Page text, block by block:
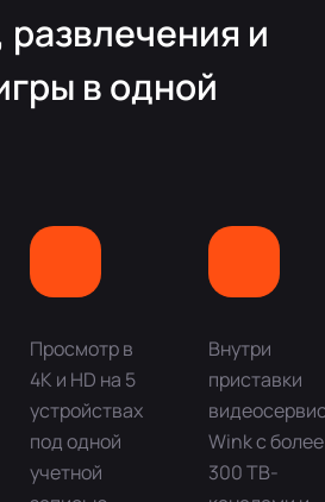
развлечения и
в одной
Просмотр в
4K и HD на 5
устройствах
под одной
учетной
Внутри
приставки
Wink с более
300 ТВ-